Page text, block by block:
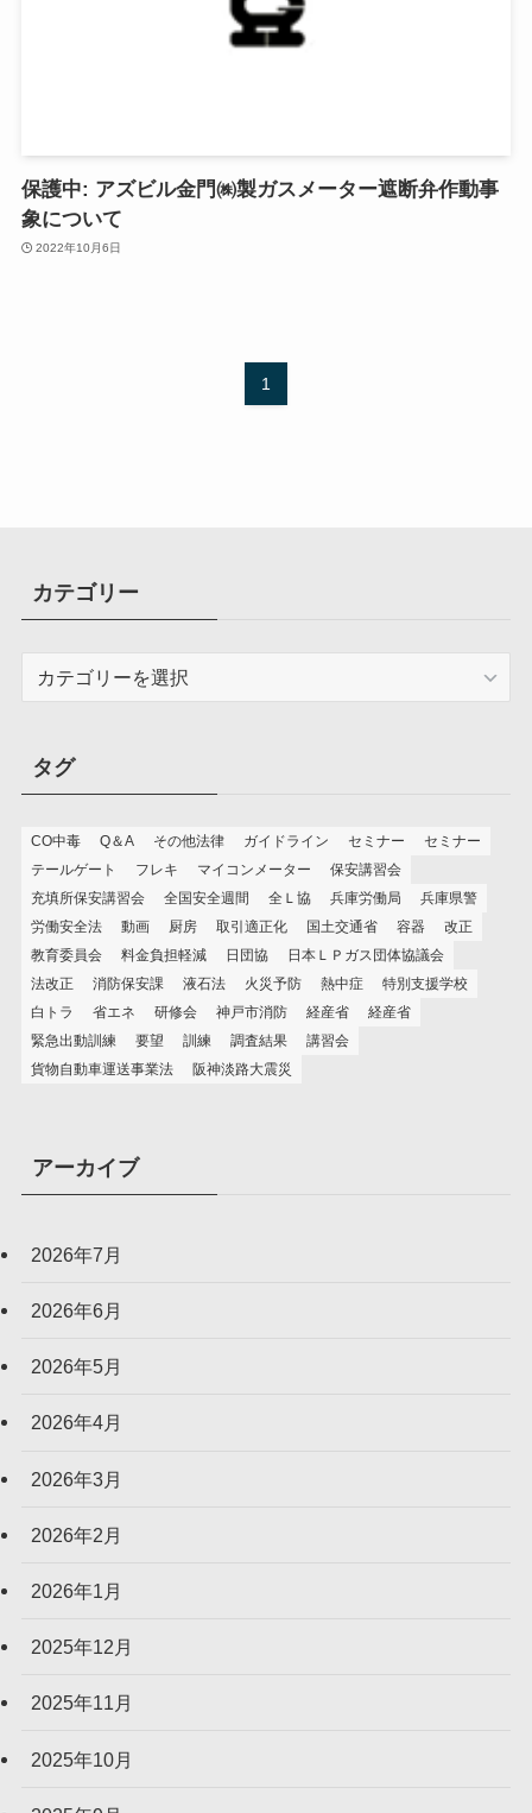
保護中: アズビル金門㈱製ガスメーター遮断弁作動事
象について
2022年10月6日
1
カテゴリー
ー
タグ
CO中毒 Q＆A その他法律 ガイドライン セミナー
セミナー
テールゲート
フレキ マイコンメーター
保安講習会
充填所保安講習会
全国安全週間 全Ｌ協 兵庫労働局
兵庫県警
労働安全法
動画 厨房 取引適正化 国土交通省 容器
改正
教育委員会
料金負担軽減 日団協
日本ＬＰガス団体協議会
法改正
消防保安課 液石法 火災予防 熱中症
特別支援学校
白トラ
省エネ 研修会 神戸市消防 経産省
経産省
緊急出動訓練
要望 訓練 調査結果
講習会
貨物自動車運送事業法
阪神淡路大震災
アーカイブ
2026年7月
2026年6月
2026年5月
2026年4月
2026年3月
2026年2月
2026年1月
2025年12月
2025年11月
2025年10月